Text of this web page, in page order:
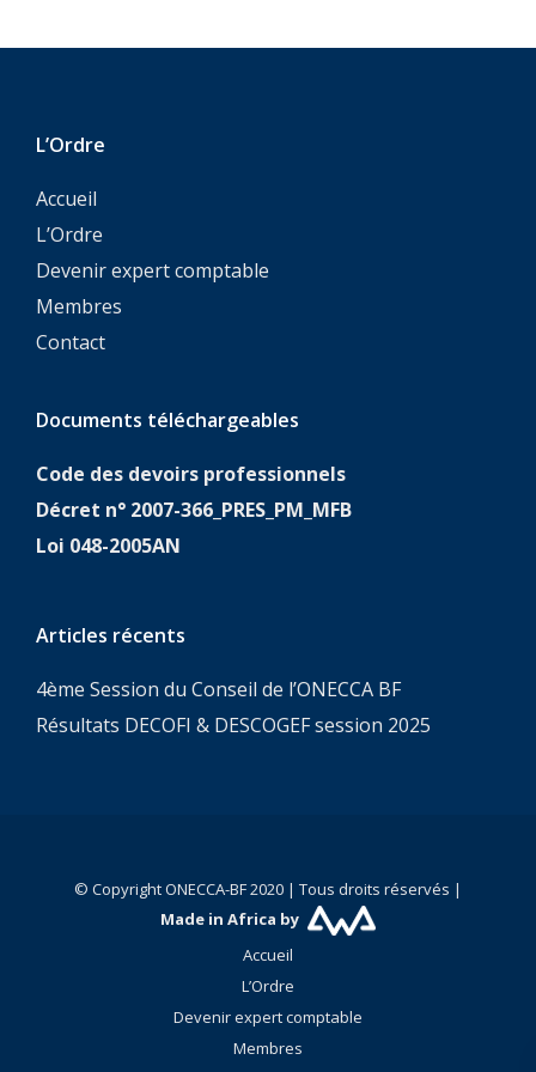
L’Ordre
Accueil
L’Ordre
Devenir expert comptable
Membres
Contact
Documents téléchargeables
Code des devoirs professionnels
Décret n° 2007-366_PRES_PM_MFB
Loi 048-2005AN
Articles récents
4ème Session du Conseil de l’ONECCA BF
Résultats DECOFI & DESCOGEF session 2025
© Copyright ONECCA-BF 2020 | Tous droits réservés |
Made in Africa by
Accueil
L’Ordre
Devenir expert comptable
Membres